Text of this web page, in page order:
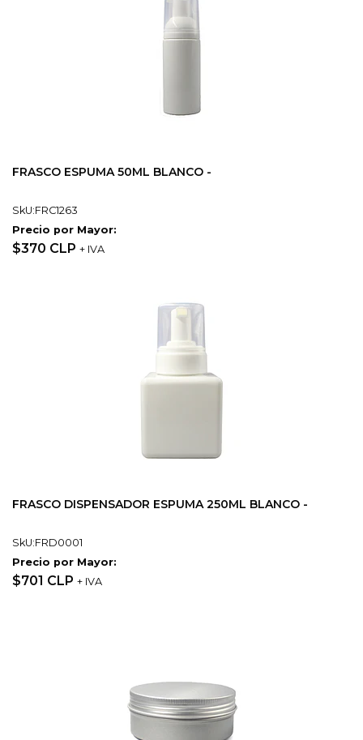
FRASCO ESPUMA 50ML BLANCO -
SkU:FRC1263
Precio por Mayor:
$370 CLP + IVA
FRASCO DISPENSADOR ESPUMA 250ML BLANCO -
SkU:FRD0001
Precio por Mayor:
$701 CLP + IVA